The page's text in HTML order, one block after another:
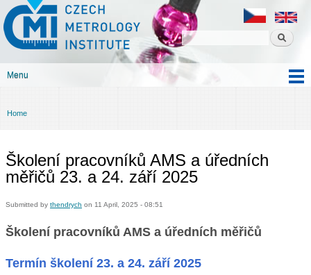
content
Czech
metrology
institute
Menu
You are here
Home
Školení pracovníků AMS a úředních
měřičů 23. a 24. září 2025
Submitted by thendrych on 11 April, 2025 - 08:51
Školení pracovníků AMS a úředních měřičů
Hlavní záložky
Termín školení 23. a 24. září 2025